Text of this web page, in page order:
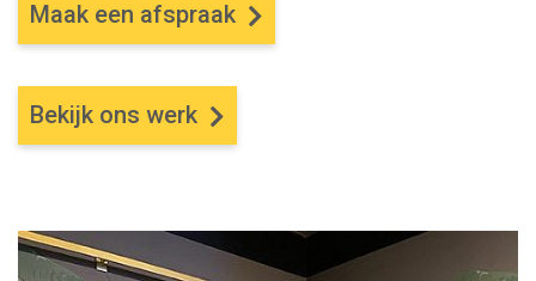
Maak een afspraak
Bekijk ons werk